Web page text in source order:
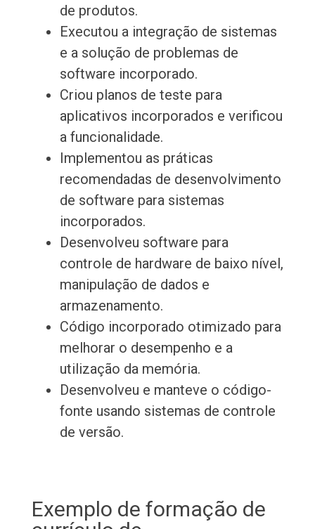
de produtos.
Executou a integração de sistemas
e a solução de problemas de
software incorporado.
Criou planos de teste para
aplicativos incorporados e verificou
a funcionalidade.
Implementou as práticas
recomendadas de desenvolvimento
de software para sistemas
incorporados.
Desenvolveu software para
controle de hardware de baixo nível,
manipulação de dados e
armazenamento.
Código incorporado otimizado para
melhorar o desempenho e a
utilização da memória.
Desenvolveu e manteve o código-
fonte usando sistemas de controle
de versão.
Exemplo de formação de